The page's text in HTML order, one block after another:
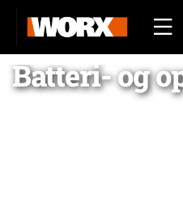
Batteri- og